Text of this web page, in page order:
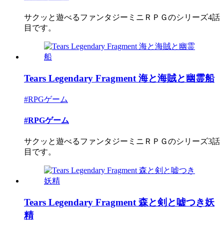
サクッと遊べるファンタジーミニＲＰＧのシリーズ4話
目です。
Tears Legendary Fragment 海と海賊と幽霊船
#RPGゲーム
#RPGゲーム
サクッと遊べるファンタジーミニＲＰＧのシリーズ3話
目です。
Tears Legendary Fragment 森と剣と嘘つき妖
精